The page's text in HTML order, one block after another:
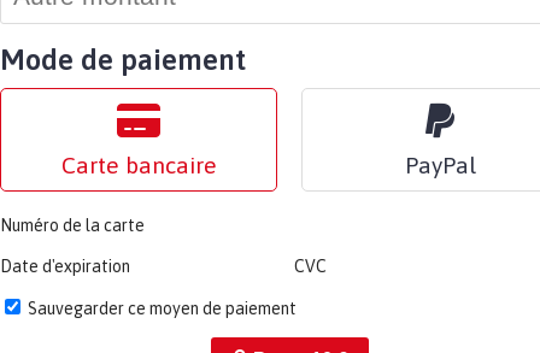
Mode de paiement
Carte bancaire PayPal
Numéro de la carte
Date d'expiration CVC
Sauvegarder ce moyen de paiement